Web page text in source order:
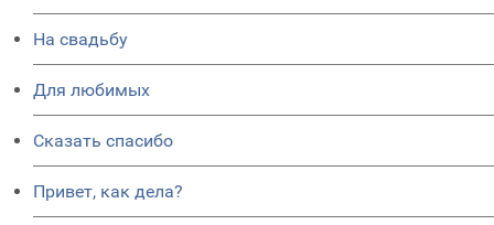
На свадьбу
Для любимых
Сказать спасибо
Привет, как дела?